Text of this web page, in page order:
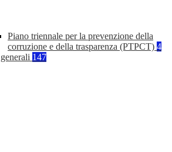
Piano triennale per la prevenzione della
corruzione e della trasparenza (PTPCT) 4
147